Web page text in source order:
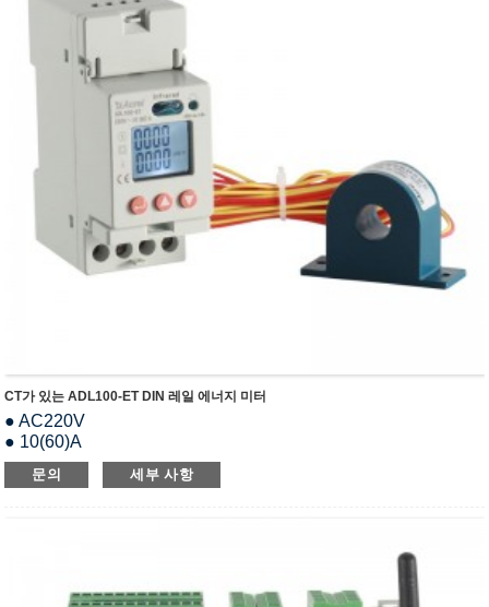
CT가 있는 ADL100-ET DIN 레일 에너지 미터
● AC220V
● 10(60)A
● RS485(모드버스-RTU)
● 매개변수 설정
문의 세부 사항